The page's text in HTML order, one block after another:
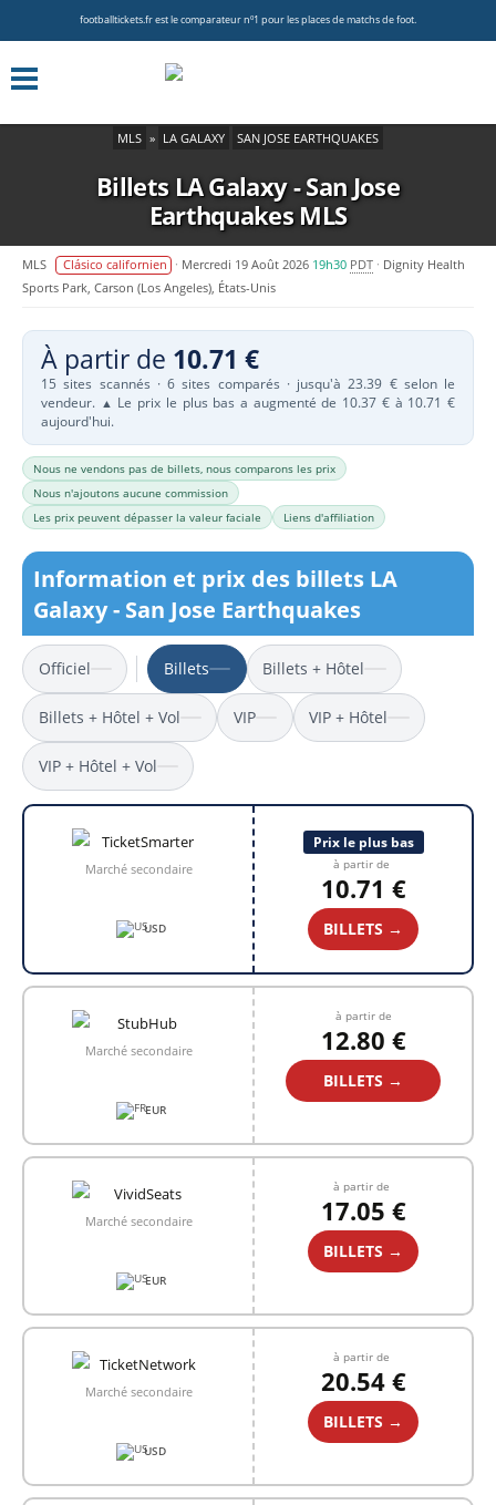
footballtickets.fr est le comparateur nº1 pour les places de matchs de foot.
MLS » LA GALAXY SAN JOSE EARTHQUAKES
Billets LA Galaxy - San Jose
EarthquakesMLS
MLS Clásico californien Mercredi 19 Août 2026 19h30 PDT
Dignity Health
Sports Park, Carson (Los Angeles), États-Unis
À partir de 10.71 €
15 sites scannés · 6 sites comparés · jusqu'à 23.39 € selon le
vendeur. ▲ Le prix le plus bas a augmenté de 10.37 € à 10.71 €
aujourd'hui.
Nous ne vendons pas de billets, nous comparons les prix
Nous n'ajoutons aucune commission
Les prix peuvent dépasser la valeur faciale
Liens d'affiliation
Information et prix des billets LA
Galaxy - San Jose Earthquakes
Officiel Billets Billets + Hôtel
Billets + Hôtel + Vol VIP VIP + Hôtel
VIP + Hôtel + Vol
Marché secondaire
USD
Prix le plus bas
à partir de
10.71 €
BILLETS →
Marché secondaire
EUR
à partir de
12.80 €
BILLETS →
Marché secondaire
EUR
à partir de
17.05 €
BILLETS →
Marché secondaire
USD
à partir de
20.54 €
BILLETS →